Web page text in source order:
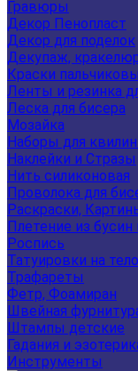
Гравюры
Декор Пенопласт
Декор для поделок
Декупаж,
Краски
Ленты и резинка
Леска для бисера
Мозайка
Наборы для
Наклейки и Стразы
Нить силиконовая
Проволока для
Раскраски,
Плетение из бусин
Роспись
Татуировки на тело
Трафареты
Фетр, Фоамиран
Швейная
Штампы детские
Гадания и
Инструменты